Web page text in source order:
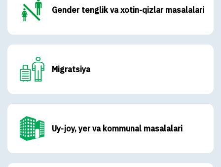
Gender tenglik va xotin-qizlar masalalari
Migratsiya
Uy-joy, yer va kommunal masalalari